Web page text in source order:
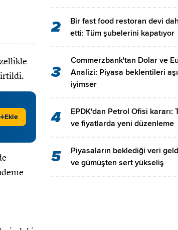
+Ekle
2
Bir fast food restoran devi
etti: Tüm şubelerini kapatıyor
3
Commerzbank'tan Dolar ve
Analizi: Piyasa beklentileri
iyimser
4
EPDK'dan Petrol Ofisi kararı:
ve fiyatlarda yeni düzenleme
5
Piyasaların beklediği veri
ve gümüşten sert yükseliş